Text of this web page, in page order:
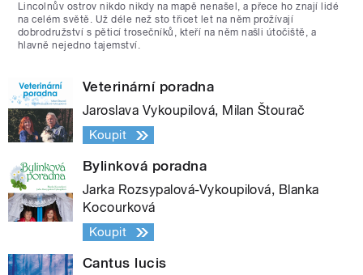
Lincolnův ostrov nikdo nikdy na mapě nenašel, a přece ho znají lidé
na celém světě. Už déle než sto třicet let na něm prožívají
dobrodružství s pěticí trosečníků, kteří na něm našli útočiště, a
hlavně nejedno tajemství.
Veterinární poradna
Jaroslava Vykoupilová, Milan Štourač
Koupit
Bylinková poradna
Jarka Rozsypalová-Vykoupilová, Blanka
Kocourková
Koupit
Cantus lucis